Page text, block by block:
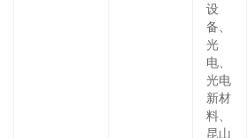
设
备、
光
电、
光电
新材
料、
昆山